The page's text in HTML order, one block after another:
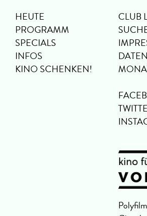
HEUTE
PROGRAMM
SPECIALS
INFOS
KINO SCHENKEN!
CLUB